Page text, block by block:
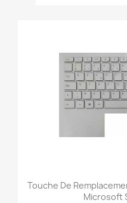
Touche De
Microsoft